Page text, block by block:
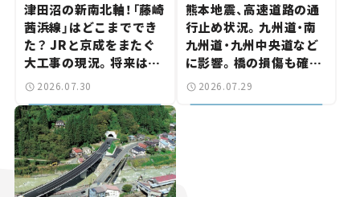
津田沼の新南北軸！「藤崎
茜浜線」はどこまででき
た？ JRと京成をまたぐ
大工事の現況。将来は
「習志野～鎌ケ谷」を最短
計画】
2026.07.30
熊本地震、高速道路の通
行止め状況。九州道・南
九州道・九州中央道など
に影響。橋の損傷も確認
【道路のニュース】
2026.07.29